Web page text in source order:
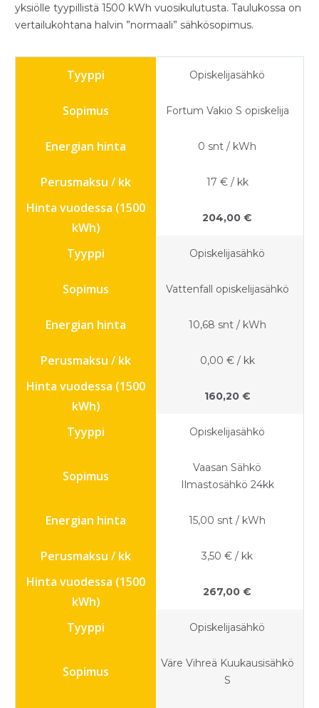
yksiölle tyypillistä 1500 kWh vuosikulutusta. Taulukossa on
vertailukohtana halvin ”normaali” sähkösopimus.
Opiskelijasähkö
Fortum Vakio S opiskelija
0 snt / kWh
17 € / kk
204,00 €
Opiskelijasähkö
Vattenfall opiskelijasähkö
10,68 snt / kWh
0,00 € / kk
160,20 €
Opiskelijasähkö
Vaasan Sähkö
Ilmastosähkö 24kk
15,00 snt / kWh
3,50 € / kk
267,00 €
Opiskelijasähkö
Väre Vihreä Kuukausisähkö
S